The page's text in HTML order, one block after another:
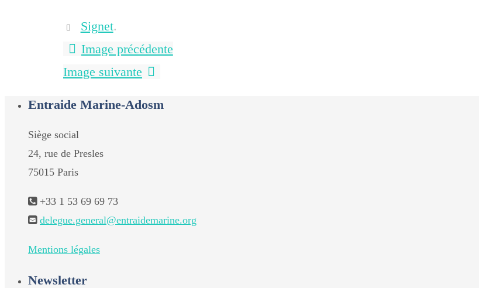
Signet.
Image précédente
Image suivante
Entraide Marine-Adosm
Siège social
24, rue de Presles
75015 Paris
+33 1 53 69 69 73
delegue.general@entraidemarine.org
Mentions légales
Newsletter